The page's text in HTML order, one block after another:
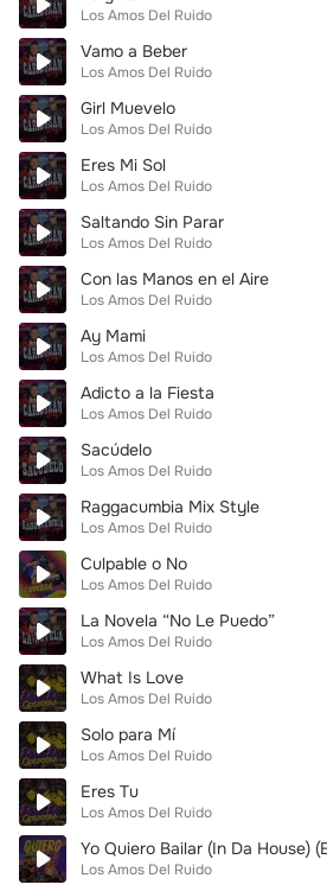
Los Amos Del Ruido
Vamo a Beber
Los Amos Del Ruido
Girl Muevelo
Los Amos Del Ruido
Eres Mi Sol
Los Amos Del Ruido
Saltando Sin Parar
Los Amos Del Ruido
Con las Manos en el Aire
Los Amos Del Ruido
Ay Mami
Los Amos Del Ruido
Adicto a la Fiesta
Los Amos Del Ruido
Sacúdelo
Los Amos Del Ruido
Raggacumbia Mix Style
Los Amos Del Ruido
Culpable o No
Los Amos Del Ruido
La Novela “No Le Puedo”
Los Amos Del Ruido
What Is Love
Los Amos Del Ruido
Solo para Mí
Los Amos Del Ruido
Eres Tu
Los Amos Del Ruido
Yo Quiero Bailar (In Da House)
Los Amos Del Ruido